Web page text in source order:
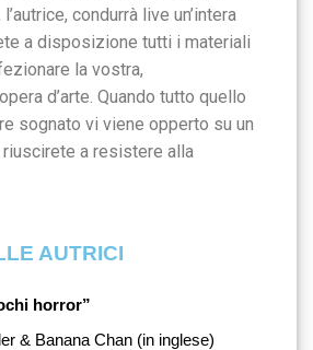
condurrà live un’intera
a disposizione tutti i materiali
la vostra,
d’arte. Quando tutto quello
sognato vi viene opperto su un
riuscirete a resistere alla
AUTRICI
horror”
& Banana Chan (in inglese)